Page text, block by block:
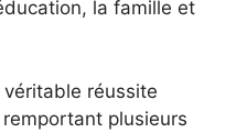
la famille et
réussite
plusieurs